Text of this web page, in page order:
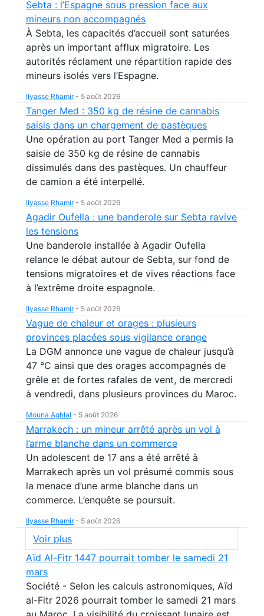
Sebta : l’Espagne sous pression face aux
mineurs non accompagnés
À Sebta, les capacités d’accueil sont saturées
après un important afflux migratoire. Les
autorités réclament une répartition rapide des
mineurs isolés vers l’Espagne.
Ilyasse Rhamir- 5 août 2026
Tanger Med : 350 kg de résine de cannabis
saisis dans un chargement de pastèques
Une opération au port Tanger Med a permis la
saisie de 350 kg de résine de cannabis
dissimulés dans des pastèques. Un chauffeur
de camion a été interpellé.
Ilyasse Rhamir- 5 août 2026
Agadir Oufella : une banderole sur Sebta ravive
les tensions
Une banderole installée à Agadir Oufella
relance le débat autour de Sebta, sur fond de
tensions migratoires et de vives réactions face
à l’extrême droite espagnole.
Ilyasse Rhamir- 5 août 2026
Vague de chaleur et orages : plusieurs
provinces placées sous vigilance orange
La DGM annonce une vague de chaleur jusqu’à
47 °C ainsi que des orages accompagnés de
grêle et de fortes rafales de vent, de mercredi
à vendredi, dans plusieurs provinces du Maroc.
Mouna Aghlal - 5 août 2026
Marrakech : un mineur arrêté après un vol à
l’arme blanche dans un commerce
Un adolescent de 17 ans a été arrêté à
Marrakech après un vol présumé commis sous
la menace d’une arme blanche dans un
commerce. L’enquête se poursuit.
Ilyasse Rhamir- 5 août 2026
Voir plus
Aïd Al-Fitr 1447 pourrait tomber le samedi 21
mars
Société - Selon les calculs astronomiques, Aïd
al-Fitr 2026 pourrait tomber le samedi 21 mars